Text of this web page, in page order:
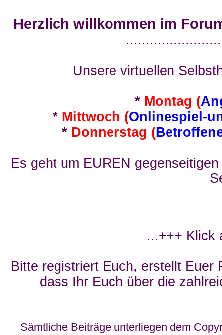
Herzlich willkommen im
Unsere virtuellen
* Montag (
* Mittwoch (Onlinespiel-
* Donnerstag (
Es geht um EUREN
...+++ Klick
Bitte registriert Euch, erstellt Euer
dass Ihr Euch über die
Sämtliche Beiträge unterliegen dem